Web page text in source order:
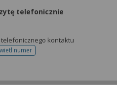
telefonicznie
kontaktu
numer
telefonu do rejestracji